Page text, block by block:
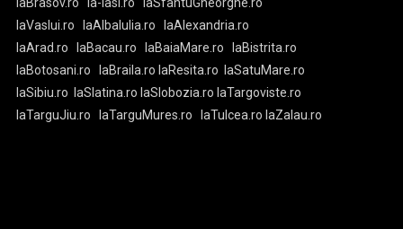
laVaslui.ro
laAlbaIulia.ro
laAlexandria.ro
laArad.ro
laBacau.ro laBaiaMare.ro
laBistrita.ro
laBotosani.ro
laBraila.ro laResita.ro
laSatuMare.ro
laSibiu.ro
laSlatina.ro laSlobozia.ro laTargoviste.ro
laTarguJiu.ro
laTarguMures.ro laTulcea.ro laZalau.ro